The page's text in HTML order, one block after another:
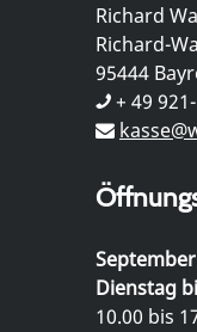
Richard
Richard-
95444
+ 49
Dienstag
10.00 bis